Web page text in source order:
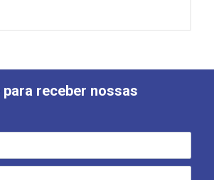
receber nossas